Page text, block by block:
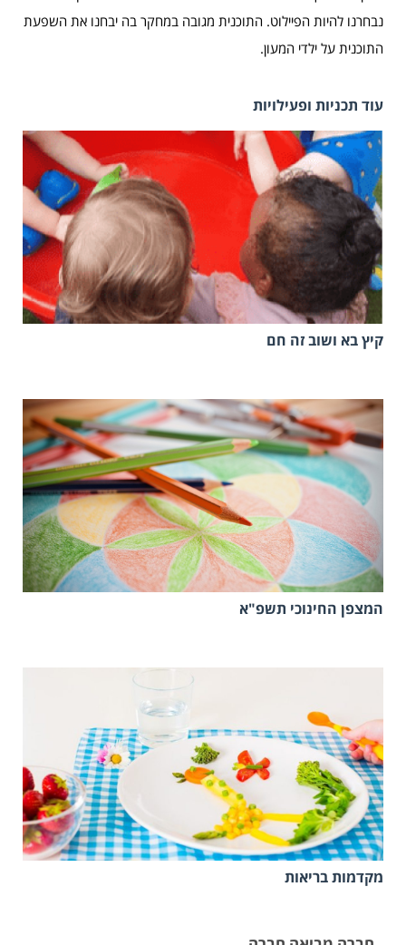
נבחרנו להיות הפיילוט. התוכנית מגובה במחקר בה יבחנו את השפעת
התוכנית על ילדי המעון.
עוד תכניות ופעילויות
קיץ בא ושוב זה חם
המצפן החינוכי תשפ"א
מקדמות בריאות